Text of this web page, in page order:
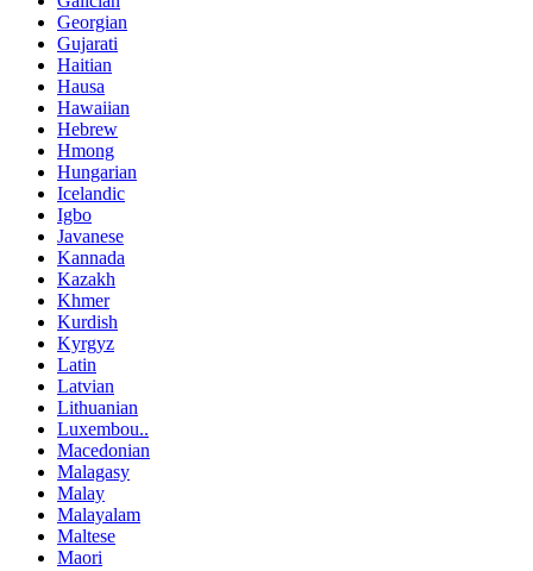
Georgian
Gujarati
Haitian
Hausa
Hawaiian
Hebrew
Hmong
Hungarian
Icelandic
Igbo
Javanese
Kannada
Kazakh
Khmer
Kurdish
Kyrgyz
Latin
Latvian
Lithuanian
Luxembou..
Macedonian
Malagasy
Malay
Malayalam
Maltese
Maori